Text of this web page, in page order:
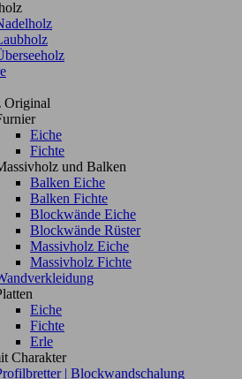
Original
Eiche
Fichte
und Balken
Balken Eiche
Balken Fichte
Blockwände Eiche
Blockwände Rüster
Massivholz Eiche
Massivholz Fichte
Eiche
Fichte
Erle
Charakter
| Blockwandschalung